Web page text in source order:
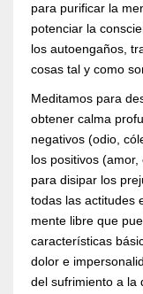
para purificar la
potenciar la
los autoengaños,
cosas tal y como
Meditamos para
obtener calma
negativos (odio,
los positivos
para disipar los
todas las actitudes
mente libre que
características
dolor e
del sufrimiento a la